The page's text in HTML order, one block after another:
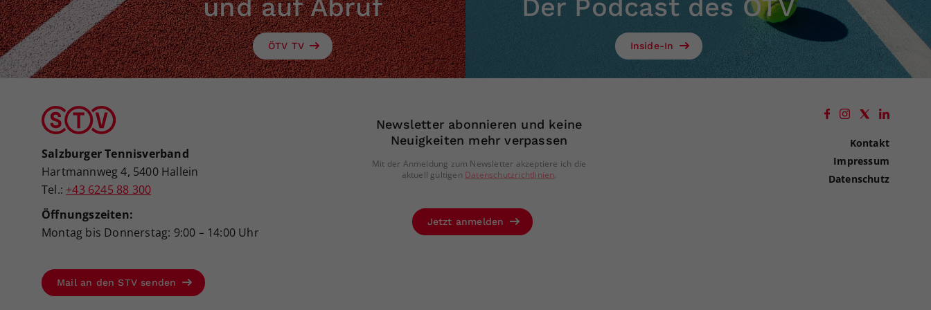
und auf Abruf
ÖTV TV
Der Podcast des ÖTV
Inside-In
Salzburger Tennisverband
Hartmannweg 4, 5400 Hallein
Tel.: +43 6245 88 300
Öffnungszeiten:
Montag bis Donnerstag: 9:00 – 14:00 Uhr
Mail an den STV senden
Newsletter abonnieren und keine
Neuigkeiten mehr verpassen
Mit der Anmeldung zum Newsletter akzeptiere ich die
aktuell gültigen Datenschutzrichtlinien.
Jetzt anmelden
Kontakt
Impressum
Datenschutz
Ihrer vorgenommen Einstellungen, falls der
Webseiten-Betreiber dies eingestellt hat.